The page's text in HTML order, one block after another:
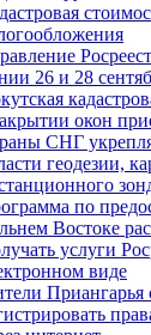
26 и 28
окон
СНГ
геодезии,
по
Востоке
услуги
виде
Приангарья